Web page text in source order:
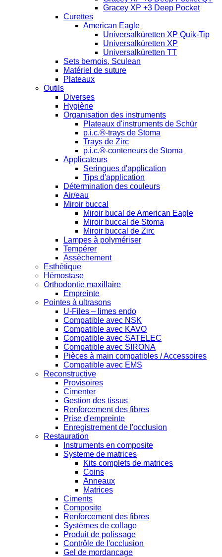
Gracey XP +3 Deep Pocket
Curettes
American Eagle
Universalküretten XP Quik-Tip
Universalküretten XP
Universalküretten TT
Sets bernois, Sculean
Matériel de suture
Plateaux
Outils
Diverses
Hygiène
Organisation des instruments
Plateaux d'instruments de Schür
p.i.c.®-trays de Stoma
Trays de Zirc
p.i.c.®-conteneurs de Stoma
Applicateurs
Seringues d'application
Tips d'application
Détermination des couleurs
Air/eau
Miroir buccal
Miroir bucal de American Eagle
Miroir buccal de Stoma
Miroir buccal de Zirc
Lampes à polymériser
Tempérer
Assèchement
Esthétique
Hémostase
Orthodontie maxillaire
Empreinte
Pointes à ultrasons
U-Files – limes endo
Compatible avec NSK
Compatible avec KAVO
Compatible avec SATELEC
Compatible avec SIRONA
Pièces à main compatibles / Accessoires
Compatible avec EMS
Reconstructive
Provisoires
Cimenter
Gestion des tissus
Renforcement des fibres
Prise d'empreinte
Enregistrement de l'occlusion
Restauration
Instruments en composite
Systeme de matrices
Kits complets de matrices
Coins
Anneaux
Matrices
Ciments
Composite
Renforcement des fibres
Systèmes de collage
Produit de polissage
Contrôle de l'occlusion
Gel de mordancage